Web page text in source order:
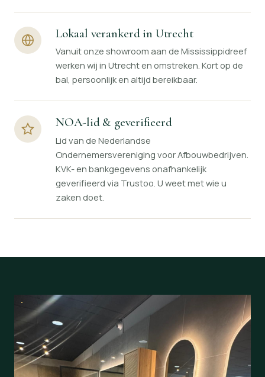
Lokaal verankerd in Utrecht
Vanuit onze showroom aan de Mississippidreef
werken wij in Utrecht en omstreken. Kort op de
bal, persoonlijk en altijd bereikbaar.
NOA-lid & geverifieerd
Lid van de Nederlandse
Ondernemersvereniging voor Afbouwbedrijven.
KVK- en bankgegevens onafhankelijk
geverifieerd via Trustoo. U weet met wie u
zaken doet.